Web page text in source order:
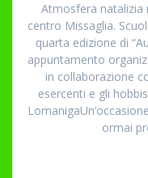
Atmosfera natalizia
centro Missaglia.
quarta edizione di
appuntamento
in collaborazione
esercenti e gli
ormai